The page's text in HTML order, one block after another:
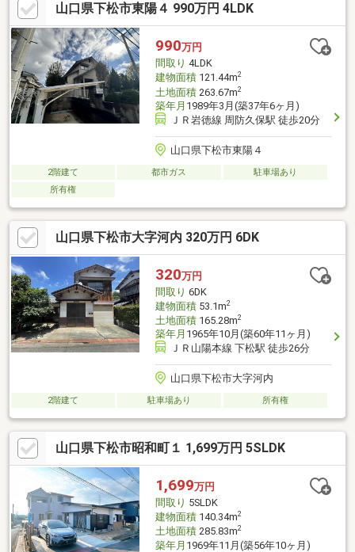
山口県下松市東陽４ 990万円 4LDK
990万円
間取り 4LDK
建物面積121.44m2
土地面積263.67m2
築年月 1989年3月(築37年6ヶ月)
ＪＲ岩徳線 周防久保駅 徒歩20分
山口県下松市東陽４
2階建て 都市ガス
駐車場あり
所有権
山口県下松市大字河内 320万円 6DK
320万円
間取り 6DK
建物面積53.1m2
土地面積165.28m2
築年月 1965年10月(築60年11ヶ月)
ＪＲ山陽本線 下松駅 徒歩26分
山口県下松市大字河内
2階建て 駐車場あり 所有権
山口県下松市昭和町１ 1,699万円 5SLDK
1,699万円
間取り 5SLDK
建物面積140.34m2
土地面積285.83m2
築年月 1969年11月(築56年10ヶ月)